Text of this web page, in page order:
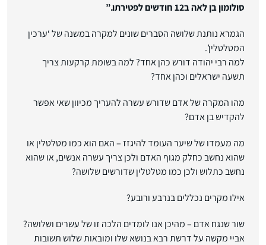
סולומון בן לאה ב12 חודשים לפטירתו.”
הגמרא נותנת שלושה הסברים שונים למקרה במשנה של ‘ערכין
המטלטלין’.
למה רבי יהודה דורש כהן אחד? למה בשומת קרקעות צריך
תשעה ישראלים וכהן אחד?
מהו המקרה של אדם שדורש עשרה להעריך מכיוון שאי אפשר
להקדיש בן אדם?
מה מעמדו של שיער העומד להיגזז – האם הוא כמו מטלטלין או
שהוא נחשב כחלק מגוף האדם ולכן צריך עשרה אנשים, או שהוא
נחשב כתלוש ולכן כמו מטלטלין שדורשים שלושה?
אילו מקרים נכללים בנרבע ורובע?
שור שנגח אדם – מהיכן אנו לומדים הלכה זו של עשרים ושלושה?
אביי מקשה על דרשת רבא בנושא שלו ומובאות שלוש תשובות